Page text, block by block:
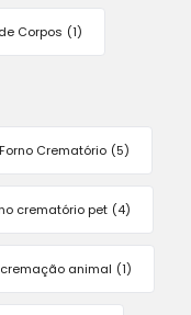
Corpos (1)
Forno Crematório (5)
crematório pet (4)
cremação animal (1)